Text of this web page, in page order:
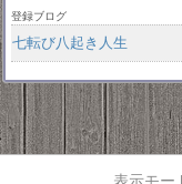
登録ブログ
七転び八起き人生